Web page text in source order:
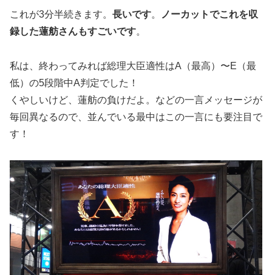
これが3分半続きます。 長いです。
ノーカットでこれを収
録した蓮舫さんもすごいです。
私は、終わってみれば総理大臣適性はA（最高）〜E（最
低）の5段階中A判定でした！
くやしいけど、蓮舫の負けだよ。などの一言メッセージが
毎回異なるので、並んでいる最中はこの一言にも要注目で
す！